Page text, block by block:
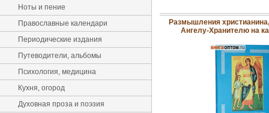
Ноты и пение
Православные календари
Периодические издания
Путеводители, альбомы
Психология, медицина
Кухня, огород
Духовная проза и поэзия
Размышления
Ангелу-Хранителю на